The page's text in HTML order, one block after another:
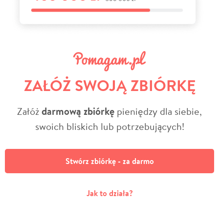
ZAŁÓŻ SWOJĄ ZBIÓRKĘ
Załóżdarmową zbiórkę pieniędzy dla siebie,
swoich bliskich lub potrzebujących!
Stwórz zbiórkę - za darmo
Jak to działa?